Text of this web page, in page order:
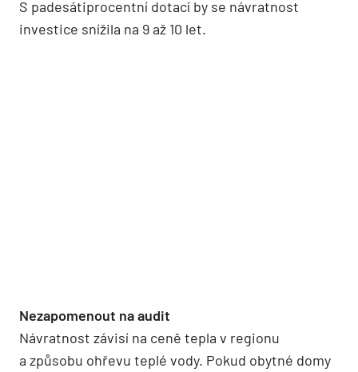
S padesátiprocentní dotací by se návratnost
investice snížila na 9 až 10 let.
Nezapomenout na audit
Návratnost závisí na ceně tepla v regionu
a způsobu ohřevu teplé vody. Pokud obytné domy